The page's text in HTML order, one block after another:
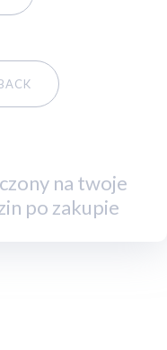
na twoje
po zakupie